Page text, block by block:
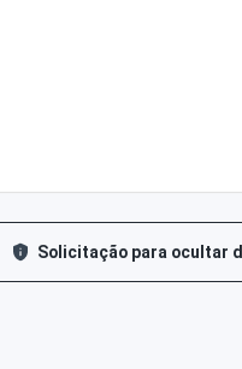
Solicitação para ocultar